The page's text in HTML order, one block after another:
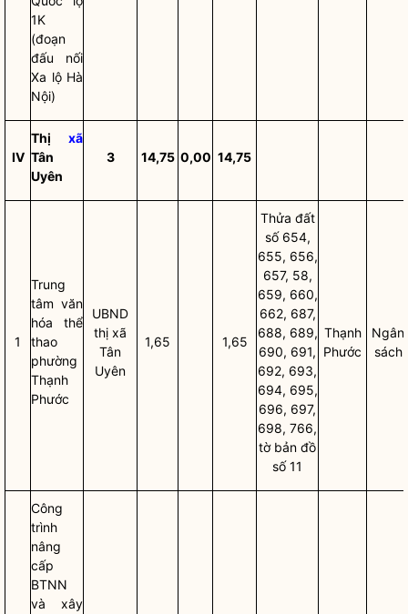
1K
(đoạn
đấu nối
Xa lộ Hà
Nội)
IV
Thị xã
Tân
Uyên
3 14,75 0,00 14,75
1
Trung
tâm văn
hóa thể
thao
phường
Thạnh
Phước
UBND
thị xã
Tân
Uyên
1,65 1,65
Thửa đất
số 654,
655, 656,
657, 58,
659, 660,
662, 687,
688, 689,
690, 691,
692, 693,
694, 695,
696, 697,
698, 766,
tờ bản đồ
số 11
Thạnh
Phước
Ngân
sách
Công
trình
nâng
cấp
BTNN
và xây